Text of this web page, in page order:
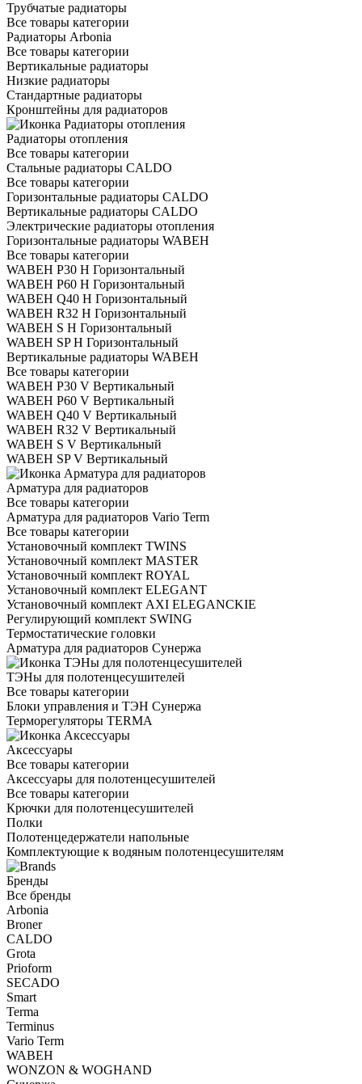
Трубчатые радиаторы
Все товары категории
Радиаторы Arbonia
Все товары категории
Вертикальные радиаторы
Низкие радиаторы
Стандартные радиаторы
Кронштейны для радиаторов
Радиаторы отопления
Все товары категории
Стальные радиаторы CALDO
Все товары категории
Горизонтальные радиаторы CALDO
Вертикальные радиаторы CALDO
Электрические радиаторы отопления
Горизонтальные радиаторы WABEH
Все товары категории
WABEH P30 H Горизонтальный
WABEH P60 H Горизонтальный
WABEH Q40 H Горизонтальный
WABEH R32 H Горизонтальный
WABEH S H Горизонтальный
WABEH SP H Горизонтальный
Вертикальные радиаторы WABEH
Все товары категории
WABEH P30 V Вертикальный
WABEH P60 V Вертикальный
WABEH Q40 V Вертикальный
WABEH R32 V Вертикальный
WABEH S V Вертикальный
WABEH SP V Вертикальный
Арматура для радиаторов
Все товары категории
Арматура для радиаторов Vario Term
Все товары категории
Установочный комплект TWINS
Установочный комплект MASTER
Установочный комплект ROYAL
Установочный комплект ELEGANT
Установочный комплект AXI ELEGANCKIE
Регулирующий комплект SWING
Термостатические головки
Арматура для радиаторов Сунержа
ТЭНы для полотенцесушителей
Все товары категории
Блоки управления и ТЭН Сунержа
Терморегуляторы TERMA
Аксессуары
Все товары категории
Аксессуары для полотенцесушителей
Все товары категории
Крючки для полотенцесушителей
Полки
Полотенцедержатели напольные
Комплектующие к водяным полотенцесушителям
Бренды
Все бренды
Arbonia
Broner
CALDO
Grota
Prioform
SECADO
Smart
Terma
Terminus
Vario Term
WABEH
WONZON & WOGHAND